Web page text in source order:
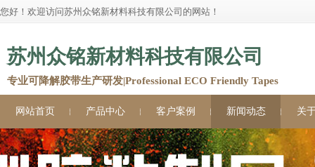
您好！欢迎访问苏州众铭新材料科技有限公司的网站！
苏州众铭新材料科技有限公司
专业可降解胶带生产研发|Professional ECO Friendly Tapes
网站首页 产品中心 客户案例 新闻动态 关